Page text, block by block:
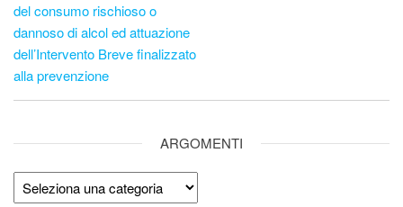
del consumo rischioso o
dannoso di alcol ed attuazione
dell’Intervento Breve finalizzato
alla prevenzione
ARGOMENTI
Argomenti